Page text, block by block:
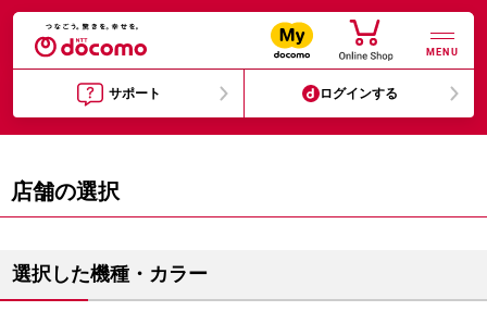
MENU
サポート ログインする
店舗の選択
選択した機種・カラー